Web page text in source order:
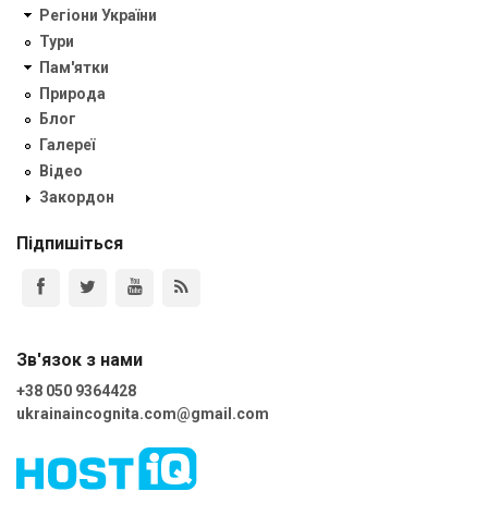
Регіони України
Тури
Пам'ятки
Природа
Блог
Галереї
Відео
Закордон
Підпишіться
Зв'язок з нами
+38 050 9364428
ukrainaincognita.com@gmail.com